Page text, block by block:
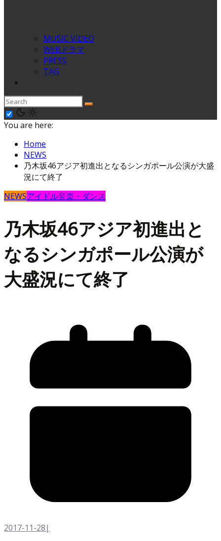
MUSIC VIDEO
WEBドラマ
PRESS
TAG
You are here:
Home
NEWS
乃木坂46アジア初進出となるシンガポール公演が大盛
況にて終了
NEWSアイドル音楽・ダンス
乃木坂46アジア初進出と
なるシンガポール公演が
大盛況にて終了
2017-11-28|